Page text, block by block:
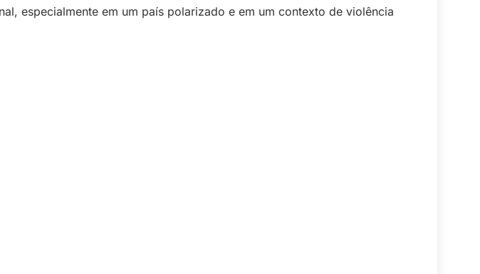
especialmente em um país polarizado e em um contexto de violência